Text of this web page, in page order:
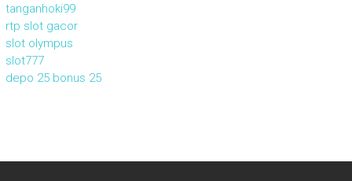
tanganhoki99
rtp slot gacor
slot olympus
slot777
depo 25 bonus 25